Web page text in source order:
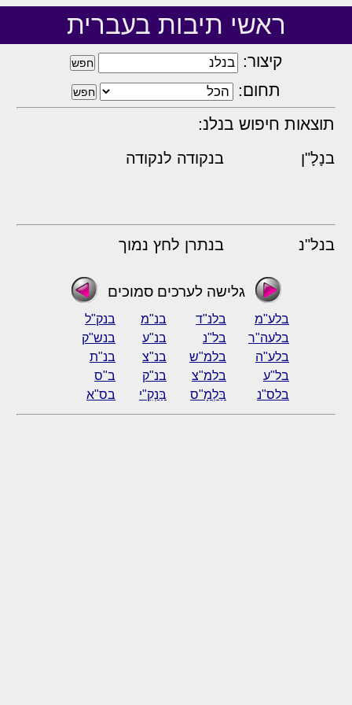
ראשי תיבות בעברית
קיצור:
תחום:
תוצאות חיפוש בנלנ:
בנָלָ"ן בנקודה לנקודה
בנל"נ בנתרן לחץ נמוך
גלישה לערכים סמוכים
בלע"מ בלנ"ד בנ"מ
בנק"ל
בלעה"ר
בל"נ בנ"ע
בנש"ק
בלע"ה
בלמ"ש בנ"צ
בנ"ת
בל"ע
בלמ"צ בנ"ק
ב"ס
בלס"נ
בַּלְמָ"ס בַּנְקִ"י בס"א